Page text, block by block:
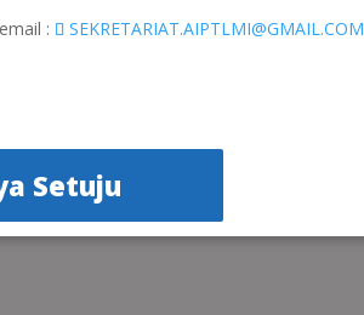
:
SEKRETARIAT.AIPTLMI@GMAIL.COM
Setuju